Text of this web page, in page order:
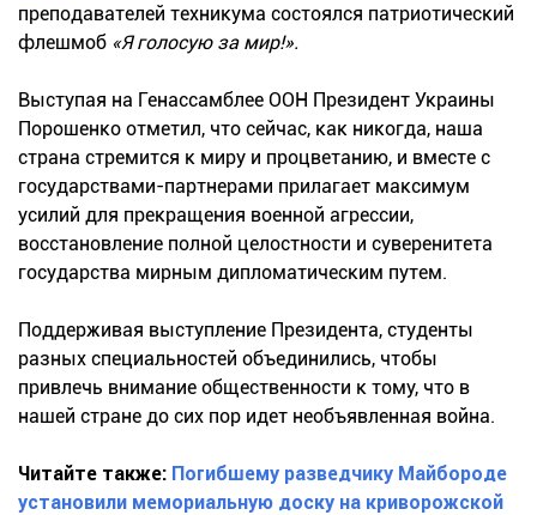
преподавателей техникума состоялся патриотический
флешмоб «Я голосую за мир!».
Выступая на Генассамблее ООН Президент Украины
Порошенко отметил, что сейчас, как никогда, наша
страна стремится к миру и процветанию, и вместе с
государствами-партнерами прилагает максимум
усилий для прекращения военной агрессии,
восстановление полной целостности и суверенитета
государства мирным дипломатическим путем.
Поддерживая выступление Президента, студенты
разных специальностей объединились, чтобы
привлечь внимание общественности к тому, что в
нашей стране до сих пор идет необъявленная война.
Читайте также: Погибшему разведчику Майбороде
установили мемориальную доску на криворожской